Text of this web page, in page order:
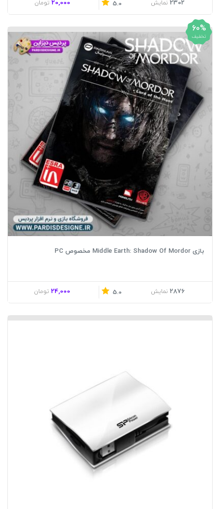
2302 نمایش 5.0
20,000 تومان
60%
تخفیف
بازی Middle Earth: Shadow Of Mordor مخصوص PC
2876 نمایش 5.0
24,000 تومان